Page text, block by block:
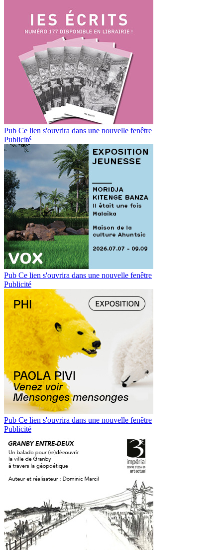
Pub Ce lien s'ouvrira dans une nouvelle fenêtre
Publicité
Pub Ce lien s'ouvrira dans une nouvelle fenêtre
Publicité
Pub Ce lien s'ouvrira dans une nouvelle fenêtre
Publicité